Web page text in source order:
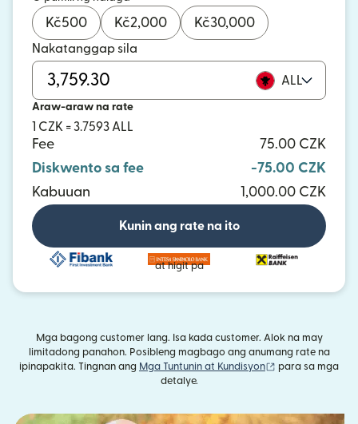
Kč500 Kč2,000 Kč30,000
Nakatanggap sila
ALL
Araw-araw na rate
1 CZK = 3.7593 ALL
Fee
75.00 CZK
Diskwento sa fee
-75.00 CZK
Kabuuan
1,000.00 CZK
Kunin ang rate na ito
at higit pa
Mga bagong customer lang. Isa kada customer. Alok na may
limitadong panahon. Posibleng magbago ang anumang rate na
ipinapakita. Tingnan ang Mga Tuntunin at Kundisyon (bubukas sa
para sa mga
detalye.